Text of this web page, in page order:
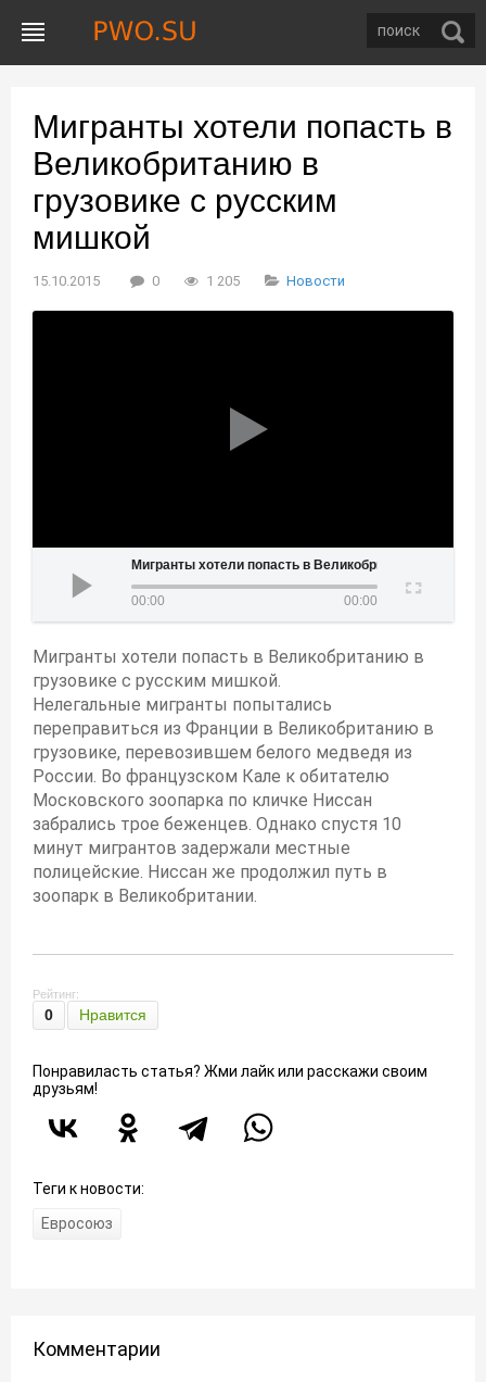
Мигранты хотели попасть в
Великобританию в
грузовике с русским
мишкой
15.10.2015 0 1 205 Новости
хотели попасть в Великобританию в грузовике с русским мишкой
00:00 00:00
Мигранты хотели попасть в Великобританию в
грузовике с русским мишкой.
Нелегальные мигранты попытались
переправиться из Франции в Великобританию в
грузовике, перевозившем белого медведя из
России. Во французском Кале к обитателю
Московского зоопарка по кличке Ниссан
забрались трое беженцев. Однако спустя 10
минут мигрантов задержали местные
полицейские. Ниссан же продолжил путь в
зоопарк в Великобритании.
Рейтинг:
0 Нравится
Понравиласть статья? Жми лайк или расскажи своим
друзьям!
Теги к новости:
Евросоюз
Комментарии